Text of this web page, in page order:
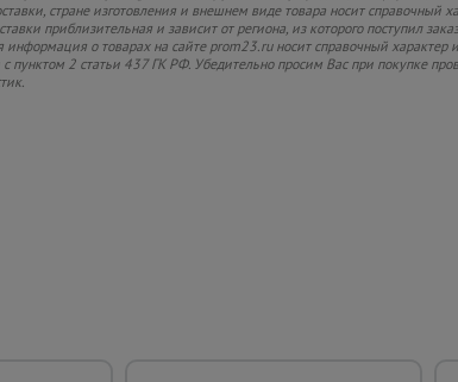
стране изготовления и внешнем виде товара носит справочный
приблизительная и зависит от региона, из которого поступил
информация о товарах на сайте prom23.ru носит справочный характер
с пунктом 2 статьи 437 ГК РФ. Убедительно просим Вас при покупке